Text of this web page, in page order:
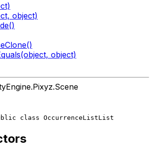
object)
object)
class OccurrenceListList